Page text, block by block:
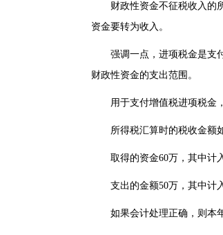
财政性资金不征税收入的所
资金要转为收入。
强调一点，进项税金是支付
财政性资金的支出范围。
用于支付增值税进项税金，
所得税汇算时的税收金额如
取得的资金60万，其中计入
支出的金额50万，其中计入
如果会计处理正确，则本年